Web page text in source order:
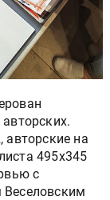
авторские на
495х345
с
Веселовским